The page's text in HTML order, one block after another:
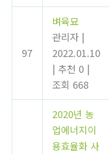
97
벼육묘
관리자 |
2022.01.10
| 추천 0 |
조회 668
2020년 농
업에너지이
용효율화 사